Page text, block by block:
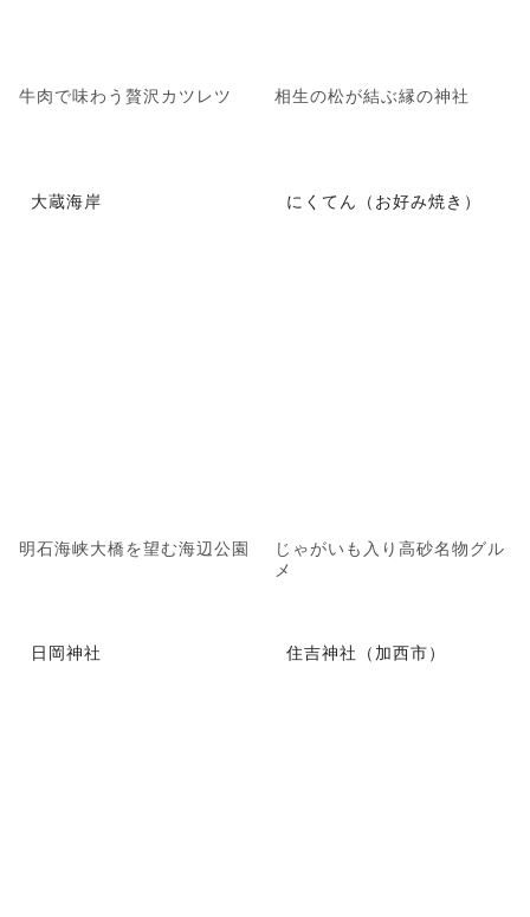
牛肉で味わう贅沢カツレツ 相生の松が結ぶ縁の神社
大蔵海岸
明石海峡大橋を望む海辺公園
にくてん（お好み焼き）
じゃがいも入り高砂名物グル
メ
日岡神社 住吉神社（加西市）